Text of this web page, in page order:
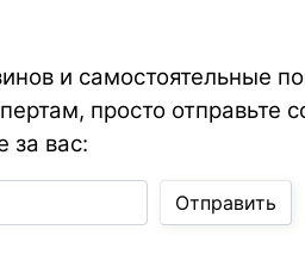
и самостоятельные
просто отправьте
за вас:
Отправить